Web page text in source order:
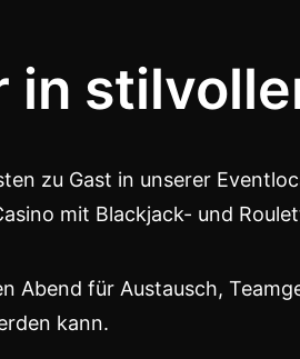
zu Gast in unserer
mit Blackjack- und
für Austausch,
kann.